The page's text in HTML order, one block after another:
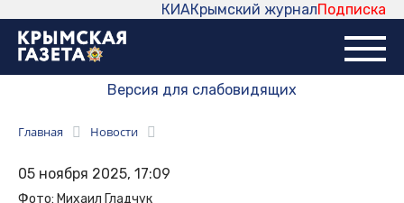
Подписка
Крымский журнал
КИА
Версия для слабовидящих
Главная Новости
05 ноября 2025, 17:09
Фото: Михаил Гладчук